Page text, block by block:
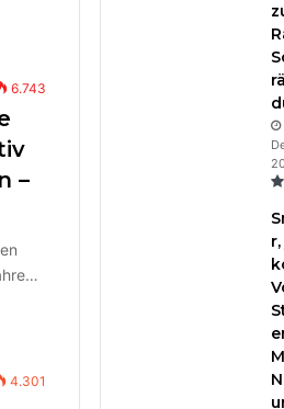
6.743
–
4.301